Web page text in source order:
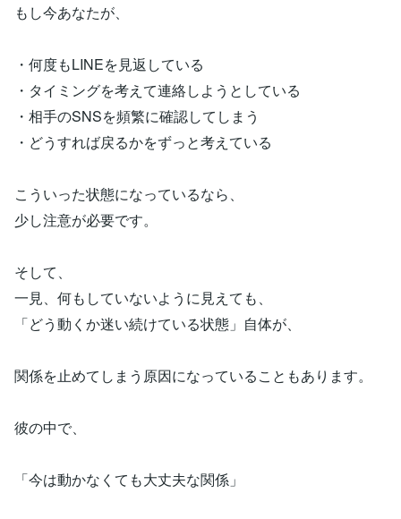
もし今あなたが、
・何度もLINEを見返している
・タイミングを考えて連絡しようとしている
・相手のSNSを頻繁に確認してしまう
・どうすれば戻るかをずっと考えている
こういった状態になっているなら、
少し注意が必要です。
そして、
一見、何もしていないように見えても、
「どう動くか迷い続けている状態」自体が、
関係を止めてしまう原因になっていることもあります。
彼の中で、
「今は動かなくても大丈夫な関係」